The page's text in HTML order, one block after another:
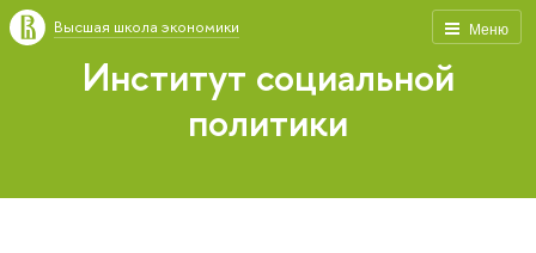
Меню
Высшая школа экономики
Институт социальной
политики